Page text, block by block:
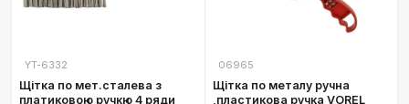
YT-6332
Щітка по мет.сталева з
платиковою ручкю 4 ряди
06965
Щітка по металу ручна
,пластикова ручка VOREL